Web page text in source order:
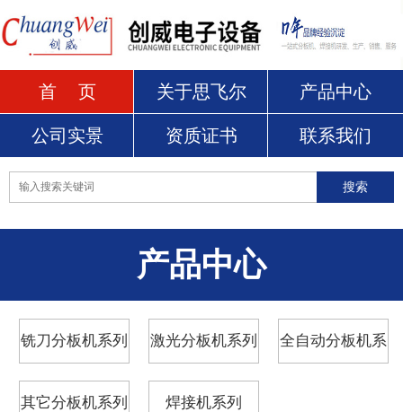
首 页 关于思飞尔 产品中心
公司实景 资质证书 联系我们
产品中心
铣刀分板机系列 激光分板机系列 全自动分板机系
其它分板机系列
焊接机系列